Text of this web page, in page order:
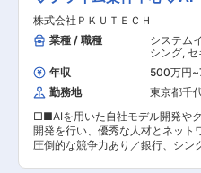
て決定致します。 ■働き方： ・残業時間は月20
時間程度。健康経営優良法人にも8
されており、働きやすい環境が整
全社的にもリモートワークを推奨
フレックス/フルリモート等昨今の
に応じた働き方が可能です。 変更の範囲：会社の
定める業務
ど、自社内全体のソリューション
頂きます。 ※将来的には組織変更
リティ企画・運用担当業務以外の
クト・運用他）を担当頂く可能性
■部署の特徴： IT本部は全体で約
会社社員は150名程度が在籍して
社の特徴・社風： ・全部署で、
重視しています。 ・女性が多く活
では、女性が全社員の約6割を占
管理職も多数在籍しています。年
らず公平なチャンスがあり、産休
全ての方が仕事に復帰しています
術◎
株式会社ＰＫＵＴＥＣＨ
業種 / 職種
システム
シング, セ
アナリス
（脆弱性
ティ）
年収 500万円~
勤務地
東京都千
□■AIを用いた自社モデル開発や
開発を行い、優秀な人材とネット
圧倒的な競争力あり／銀行、シン